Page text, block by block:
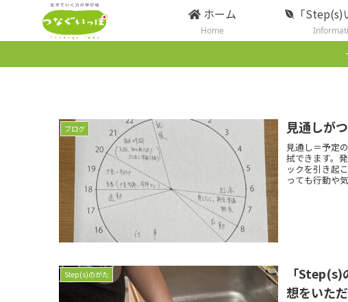
ホーム
Home
「Step(s)
ブログ 見通しが
見通し＝予定
拭できます。
ックを引き起
っても行動や
Step(s)のがた
「
想をいた